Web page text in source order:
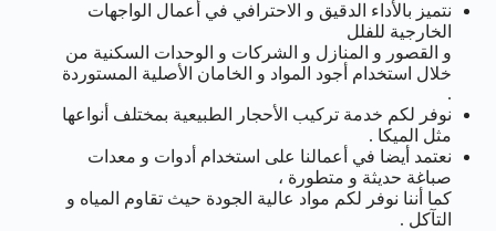
نتميز بالأداء الدقيق و الاحترافي في أعمال الواجهات
الخارجية للفلل
و القصور و المنازل و الشركات و الوحدات السكنية من
خلال استخدام أجود المواد و الخامان الأصلية المستوردة
.
نوفر لكم خدمة تركيب الأحجار الطبيعية بمختلف أنواعها
مثل الميكا .
نعتمد أيضا في أعمالنا على استخدام أدوات و معدات
صباغة حديثة و متطورة ،
كما أننا نوفر لكم مواد عالية الجودة حيث تقاوم المياه و
التآكل .